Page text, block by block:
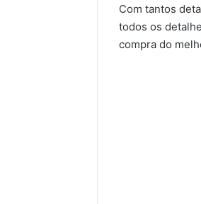
Com tantos
todos os
compra do